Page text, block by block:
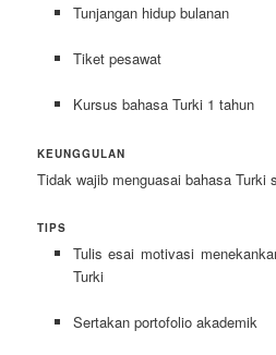
Tunjangan hidup bulanan
Tiket pesawat
Kursus bahasa Turki 1 tahun
KEUNGGULAN
Tidak wajib menguasai bahasa Turki
TIPS
Tulis esai motivasi
Turki
Sertakan portofolio akademik